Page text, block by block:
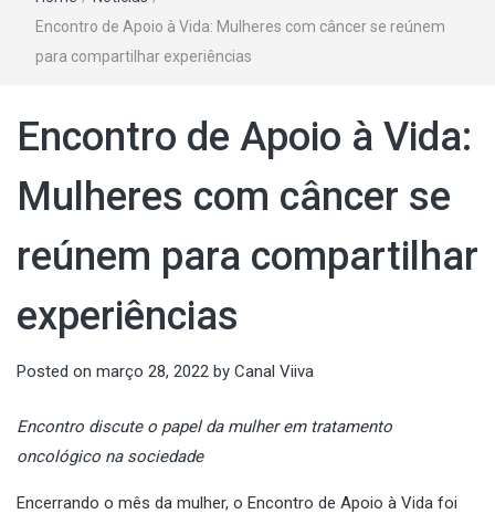
Encontro de Apoio à Vida: Mulheres com câncer se reúnem
para compartilhar experiências
Encontro de Apoio à Vida:
Mulheres com câncer se
reúnem para compartilhar
experiências
Posted on março 28, 2022 by Canal Viiva
Encontro discute o papel da mulher em tratamento
oncológico na sociedade
Encerrando o mês da mulher, o Encontro de Apoio à Vida foi